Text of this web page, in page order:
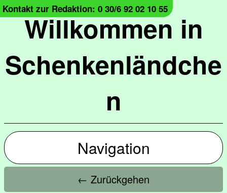
Willkommen in
Schenkenländche
n
Kontakt zur Redaktion: 0 30/6 92 02 10 55
Navigation
← Zurückgehen